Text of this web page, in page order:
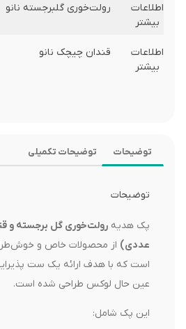
اطلاعات
بیشتر
رولت‌خوری گلبرجسته نانو
اطلاعات
بیشتر
قندان چیچک نانو
توضیحات توضیحات تکمیلی
توضیحات
پک هدیه
عددی) از محصولات خاص و
است که با هدف ارائه یک ست
عین حال لوکس طراحی شده است.
این پک شامل: